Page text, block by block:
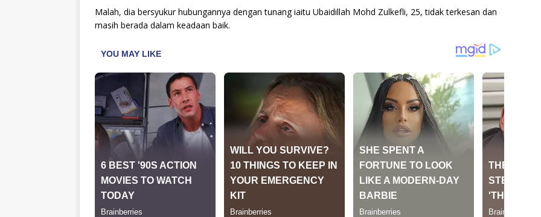
Malah, dia bersyukur hubungannya dengan tunang iaitu Ubaidillah Mohd Zulkefli, 25, tidak terkesan dan
masih berada dalam keadaan baik.